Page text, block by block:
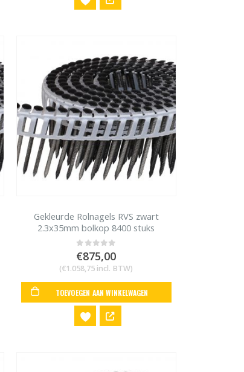
Gekleurde Rolnagels RVS zwart
2.3x35mm bolkop 8400 stuks
0out of 5
€875,00
(€1.058,75 incl. BTW)
TOEVOEGEN AAN WINKELWAGEN